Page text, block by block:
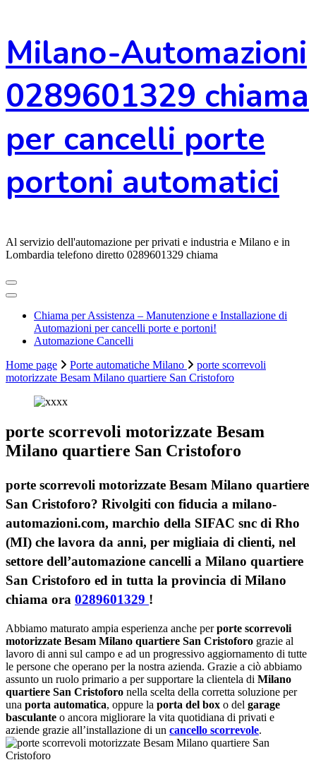
al
contenuto
Milano-Automazioni
0289601329 chiama
per cancelli porte
portoni automatici
Al servizio dell'automazione per privati e industria e Milano e in
Lombardia telefono diretto 0289601329 chiama
Chiama per Assistenza – Manutenzione e Installazione di
Automazioni per cancelli porte e portoni!
Automazione Cancelli
Home page
Porte automatiche Milano
porte scorrevoli
motorizzate Besam Milano quartiere San Cristoforo
porte scorrevoli motorizzate Besam
Milano quartiere San Cristoforo
porte scorrevoli motorizzate Besam Milano quartiere
San Cristoforo? Rivolgiti con fiducia a milano-
automazioni.com, marchio della SIFAC snc di Rho
(MI) che lavora da anni, per migliaia di clienti, nel
settore dell’automazione cancelli a Milano quartiere
San Cristoforo ed in tutta la provincia di Milano
chiama ora 0289601329 !
Abbiamo maturato ampia esperienza anche perporte scorrevoli
motorizzate Besam Milano quartiere San Cristoforo grazie al
lavoro di anni sul campo e ad un progressivo aggiornamento di tutte
le persone che operano per la nostra azienda. Grazie a ciò abbiamo
assunto un ruolo primario a per supportare la clientela di Milano
quartiere San Cristoforo nella scelta della corretta soluzione per
una porta automatica, oppure la porta del box o del garage
basculante o ancora migliorare la vita quotidiana di privati e
aziende grazie all’installazione di un cancello scorrevole.